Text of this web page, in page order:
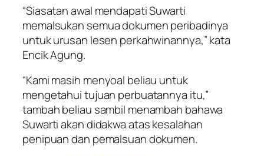
“Siasatan awal mendapati Suwarti
memalsukan semua dokumen peribadinya
untuk urusan lesen perkahwinannya,” kata
Encik Agung.
“Kami masih menyoal beliau untuk
mengetahui tujuan perbuatannya itu,”
tambah beliau sambil menambah bahawa
Suwarti akan didakwa atas kesalahan
penipuan dan pemalsuan dokumen.